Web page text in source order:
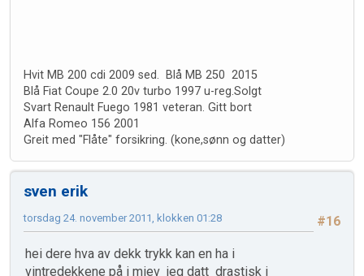
Hvit MB 200 cdi 2009 sed. Blå MB 250 2015
Blå Fiat Coupe 2.0 20v turbo 1997 u-reg.Solgt
Svart Renault Fuego 1981 veteran. Gitt bort
Alfa Romeo 156 2001
Greit med "Flåte" forsikring. (kone,sønn og datter)
sven erik
#16
torsdag 24. november 2011, klokken 01:28
hei dere hva av dekk trykk kan en ha i
vintredekkene på i miev jeg datt drastisk i